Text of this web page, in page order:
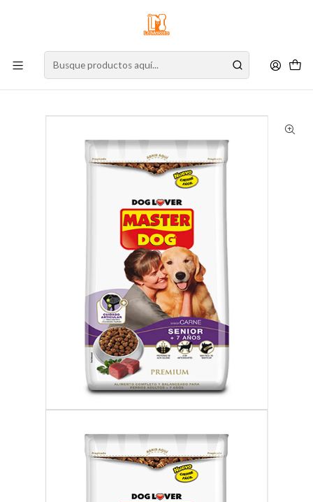
Nuestro stock online es independiente de la tienda física.
Compre por la web para garantizar sus productos y espere nuestra
Inicio Perro Alimento para Perros Alimento Seco
Perro Senior
Master Dog Senior